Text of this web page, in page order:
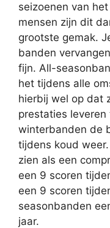
seizoenen van
mensen zijn dit
grootste gemak.
banden
fijn. All-
het tijdens alle
hierbij wel op dat
prestaties
winterbanden de
tijdens koud
zien als een
een 9 scoren
een 9 scoren
seasonbanden
jaar.